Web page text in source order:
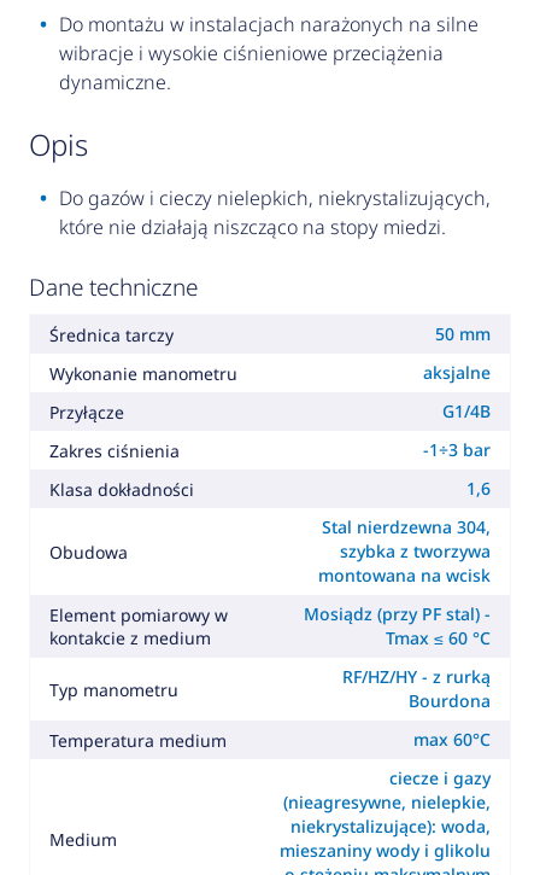
Do montażu w instalacjach narażonych na silne
wibracje i wysokie ciśnieniowe przeciążenia
dynamiczne.
opis
Do gazów i cieczy nielepkich, niekrystalizujących,
które nie działają niszcząco na stopy miedzi.
Dane techniczne
Średnica tarczy
50 mm
Wykonanie manometru
aksjalne
Przyłącze
G1/4B
Zakres ciśnienia
-1÷3 bar
Klasa dokładności
1,6
Obudowa
Stal nierdzewna 304,
szybka z tworzywa
montowana na wcisk
Element pomiarowy w
kontakcie z medium
Mosiądz (przy PF stal) -
Tmax ≤ 60 °C
Typ manometru
RF/HZ/HY - z rurką
Bourdona
Temperatura medium
max 60°C
Medium
ciecze i gazy
(nieagresywne, nielepkie,
niekrystalizujące): woda,
mieszaniny wody i glikolu